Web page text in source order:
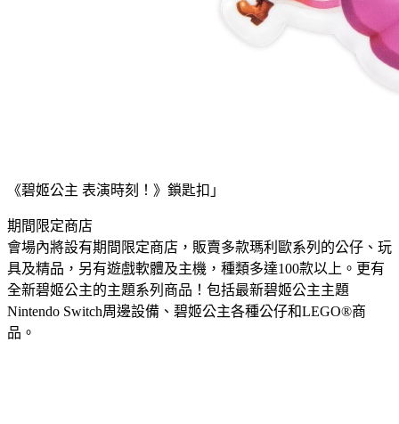
《碧姬公主 表演時刻！》鎖匙扣」
期間限定商店
會場內將設有期間限定商店，販賣多款瑪利歐系列的公仔、玩
具及精品，另有遊戲軟體及主機，種類多達100款以上。更有
全新碧姬公主的主題系列商品！包括最新碧姬公主主題
Nintendo Switch周邊設備、碧姬公主各種公仔和LEGO®商
品。